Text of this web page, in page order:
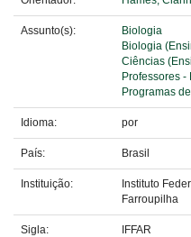
Assunto(s):
Biologia
Biologia
Ciências
Professores -
Programas
Idioma: por
País: Brasil
Instituição:
Instituto
Farroupilha
Sigla: IFFAR